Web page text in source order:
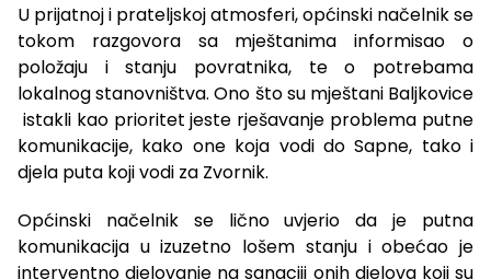
U prijatnoj i prateljskoj atmosferi, općinski načelnik se
tokom razgovora sa mještanima informisao o
položaju i stanju povratnika, te o potrebama
lokalnog stanovništva. Ono što su mještani Baljkovice
istakli kao prioritet jeste rješavanje problema putne
komunikacije, kako one koja vodi do Sapne, tako i
djela puta koji vodi za Zvornik.
Općinski načelnik se lično uvjerio da je putna
komunikacija u izuzetno lošem stanju i obećao je
interventno djelovanje na sanaciji onih djelova koji su